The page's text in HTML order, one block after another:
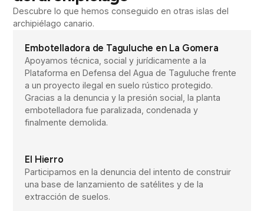
Descubre lo que hemos conseguido en otras islas del
archipiélago canario.
Embotelladora de Taguluche en La Gomera
Apoyamos técnica, social y jurídicamente a la
Plataforma en Defensa del Agua de Taguluche frente
a un proyecto ilegal en suelo rústico protegido.
Gracias a la denuncia y la presión social, la planta
embotelladora fue paralizada, condenada y
finalmente demolida.
El Hierro
Participamos en la denuncia del intento de construir
una base de lanzamiento de satélites y de la
extracción de suelos.